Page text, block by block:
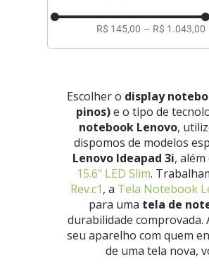
R$ 145,00 – R$ 1.043,00
Escolher o display
pinos)e o tipo de
notebook Lenovo,
dispomos de modelos
Lenovo Ideapad 3i,
15.6" LED Slim.
Rev.c1, a Tela Notebook
para uma tela de
durabilidade comprovada.
seu aparelho com quem
de uma tela nova,